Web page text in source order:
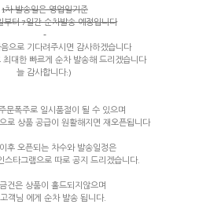
1차 발송일은 영업일기준
부터 7일간 순차발송 예정입니다
으로 기다려주시면 감사하겠습니다
대한 빠르게 순차 발송해 드리겠습니다
늘 감사합니다:)
문폭주로 일시품절이 될 수 있으며
로 상품 공급이 원활해지면 재오픈됩니다
후 오픈되는 차수와 발송일정은
스타그램으로 따로 공지 드리겠습니다.
건은 상품이 홀드되지않으며
객님 에게 순차 발송 됩니다.